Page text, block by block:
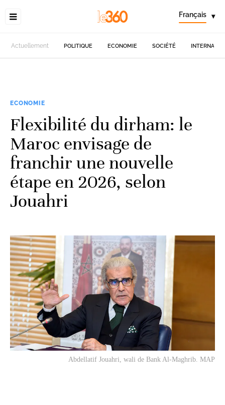
Français ▾
Actuellement POLITIQUE ECONOMIE SOCIÉTÉ
ECONOMIE
Flexibilité du dirham: le
Maroc envisage de
franchir une nouvelle
étape en 2026, selon
Jouahri
Abdellatif Jouahri, wali de Bank Al-Maghrib. MAP